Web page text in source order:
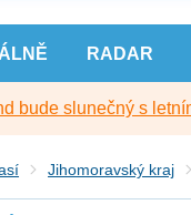
RADAR
bude slunečný s
Jihomoravský kraj